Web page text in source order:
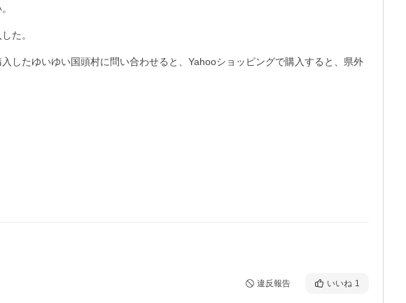
た。
したゆいゆい国頭村に問い合わせると、Yahooショッピングで購入すると、県外
違反報告 いいね 1